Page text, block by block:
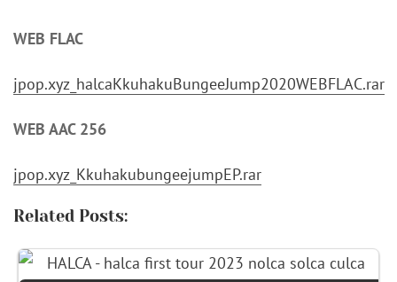
WEB FLAC
jpop.xyz_halcaKkuhakuBungeeJump2020WEBFLAC.rar
WEB AAC 256
jpop.xyz_KkuhakubungeejumpEP.rar
Related Posts: